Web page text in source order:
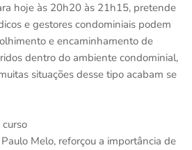
hoje às 20h20 às 21h15, pretende
e gestores condominiais podem
e encaminhamento de
dentro do ambiente condominial,
situações desse tipo acabam se
Melo, reforçou a importância de